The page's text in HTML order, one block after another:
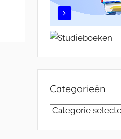
Categorieën
Categorieën